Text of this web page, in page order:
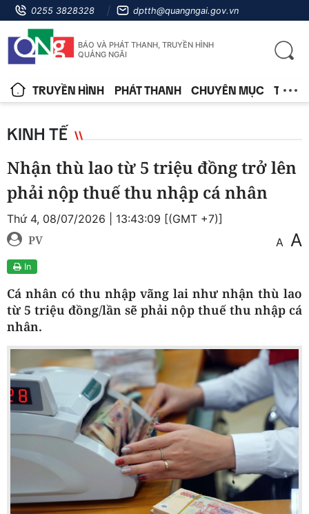
0255 3828328 dptth@quangngai.gov.vn
BÁO VÀ PHÁT THANH, TRUYỀN HÌNH
QUẢNG NGÃI
TRUYỀN HÌNH PHÁT THANH CHUYÊN MỤC TIN
KINH TẾ
Nhận thù lao từ 5 triệu đồng trở lên
phải nộp thuế thu nhập cá nhân
Thứ 4, 08/07/2026 | 13:43:09 [(GMT +7)]
PV A A
In
Cá nhân có thu nhập vãng lai như nhận thù lao
từ 5 triệu đồng/lần sẽ phải nộp thuế thu nhập cá
nhân.